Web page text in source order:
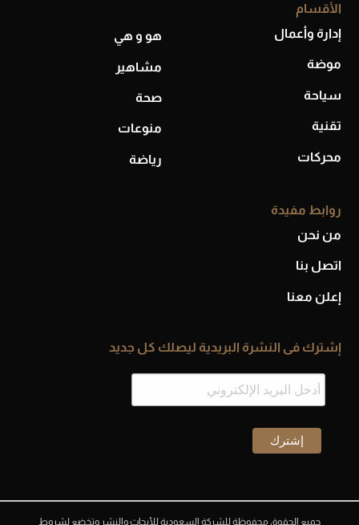
الأقسام
إدارة وأعمال
موضة
سياحة
تقنية
محركات
هو و هي
مشاهير
صحة
منوعات
رياضة
روابط مفيدة
من نحن
اتصل بنا
إعلن معنا
إشترك فى النشرة البريدية ليصلك كل جديد
جميع الحقوق محفوظة للشركة السعودية للأبحاث والنشر وتخضع لشروط